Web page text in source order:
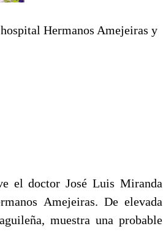
Hermanos Amejeiras y
el doctor José Luis Miranda
Amejeiras. De elevada
muestra una probable